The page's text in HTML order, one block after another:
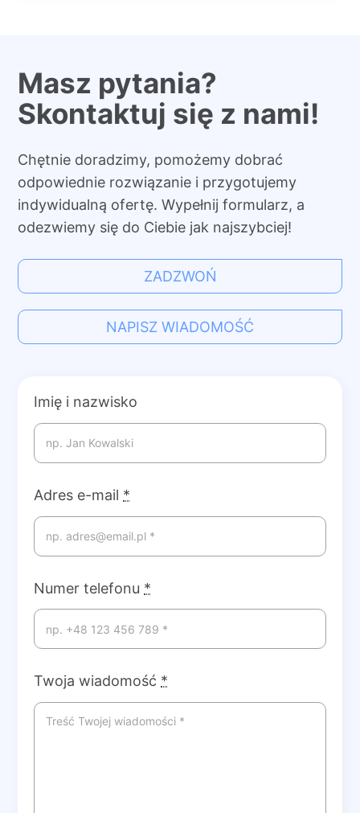
Masz pytania?
Skontaktuj się z nami!
Chętnie doradzimy, pomożemy dobrać
odpowiednie rozwiązanie i przygotujemy
indywidualną ofertę. Wypełnij formularz, a
odezwiemy się do Ciebie jak najszybciej!
ZADZWOŃ
NAPISZ WIADOMOŚĆ
Imię i nazwisko
Adres e-mail *
Numer telefonu *
Twoja wiadomość *